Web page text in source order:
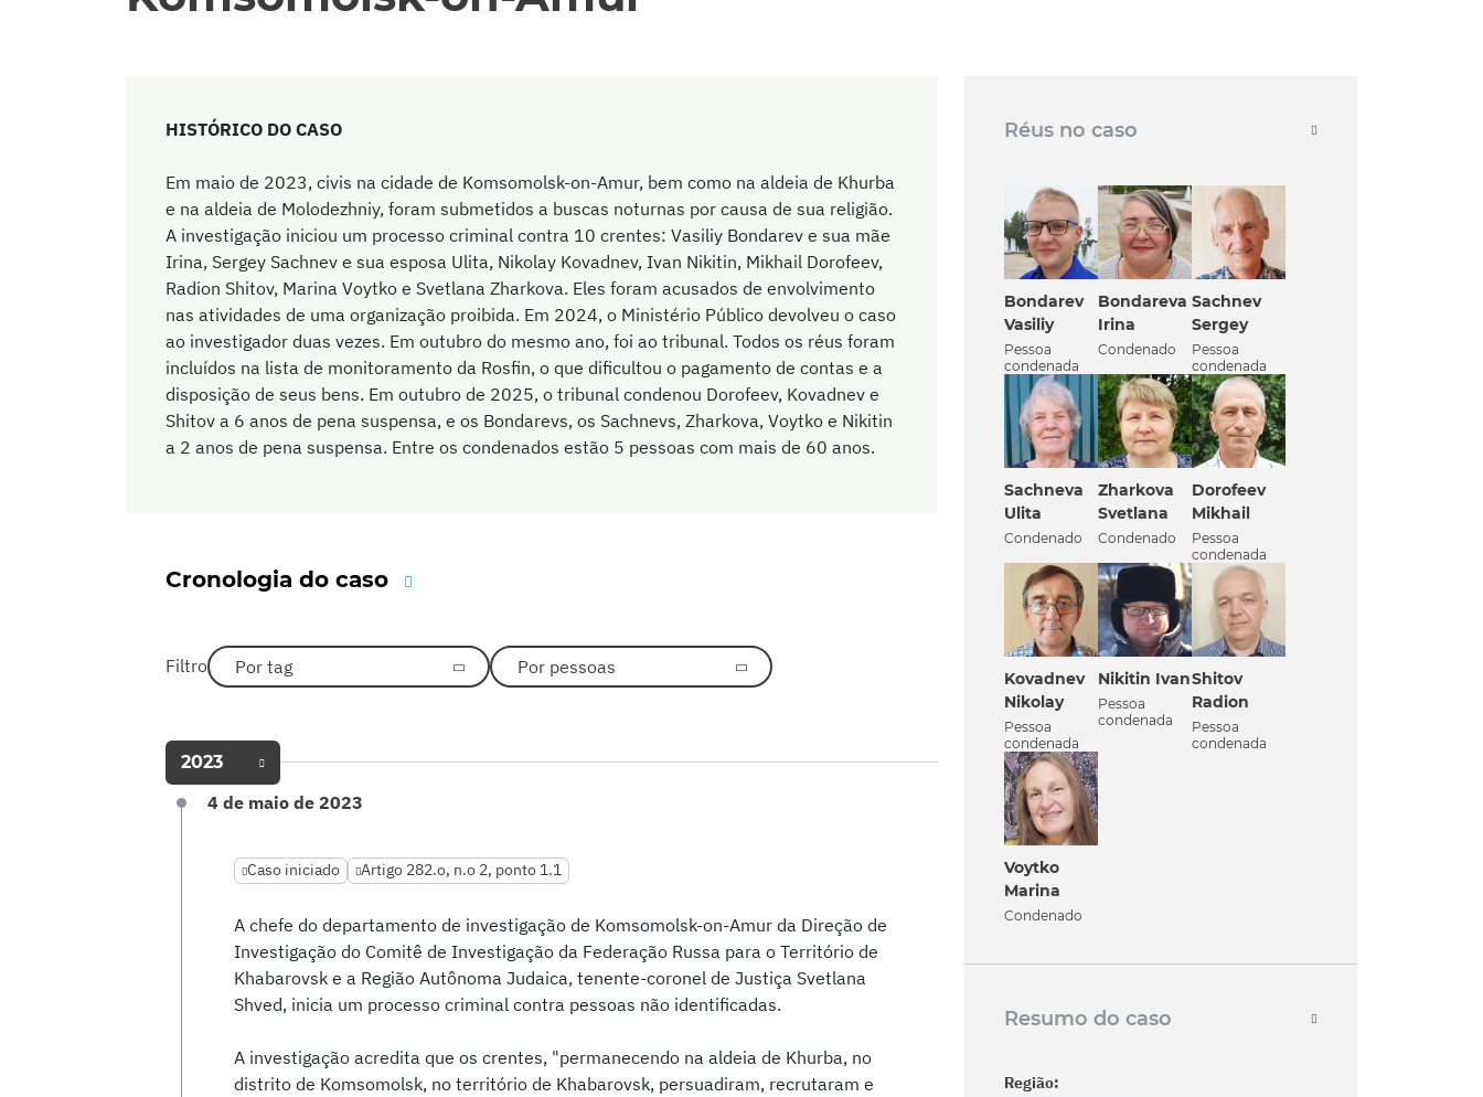
HISTÓRICO DO CASO
Em maio de 2023, civis na cidade de Komsomolsk-on-Amur, bem como na aldeia de Khurba
e na aldeia de Molodezhniy, foram submetidos a buscas noturnas por causa de sua religião.
A investigação iniciou um processo criminal contra 10 crentes: Vasiliy Bondarev e sua mãe
Irina, Sergey Sachnev e sua esposa Ulita, Nikolay Kovadnev, Ivan Nikitin, Mikhail Dorofeev,
Radion Shitov, Marina Voytko e Svetlana Zharkova. Eles foram acusados de envolvimento
nas atividades de uma organização proibida. Em 2024, o Ministério Público devolveu o caso
ao investigador duas vezes. Em outubro do mesmo ano, foi ao tribunal. Todos os réus foram
incluídos na lista de monitoramento da Rosfin, o que dificultou o pagamento de contas e a
disposição de seus bens. Em outubro de 2025, o tribunal condenou Dorofeev, Kovadnev e
Shitov a 6 anos de pena suspensa, e os Bondarevs, os Sachnevs, Zharkova, Voytko e Nikitin
a 2 anos de pena suspensa. Entre os condenados estão 5 pessoas com mais de 60 anos.
Cronologia do caso
Filtro Por tag Por pessoas
2023
4 de maio de 2023
Caso iniciado Artigo 282.o, n.o 2, ponto 1.1
A chefe do departamento de investigação de Komsomolsk-on-Amur da Direção de
Investigação do Comitê de Investigação da Federação Russa para o Território de
Khabarovsk e a Região Autônoma Judaica, tenente-coronel de Justiça Svetlana
Shved, inicia um processo criminal contra pessoas não identificadas.
A investigação acredita que os crentes, "permanecendo na aldeia de Khurba, no
distrito de Komsomolsk, no território de Khabarovsk, persuadiram, recrutaram e
Réus no caso
Bondarev
Vasiliy
Pessoa
condenada
Bondareva
Irina
Condenado
Sachnev
Sergey
Pessoa
condenada
Sachneva
Ulita
Condenado
Zharkova
Svetlana
Condenado
Dorofeev
Mikhail
Pessoa
condenada
Kovadnev
Nikolay
Pessoa
condenada
Nikitin Ivan
Pessoa
condenada
Shitov
Radion
Pessoa
condenada
Voytko
Marina
Condenado
Resumo do caso
Região: